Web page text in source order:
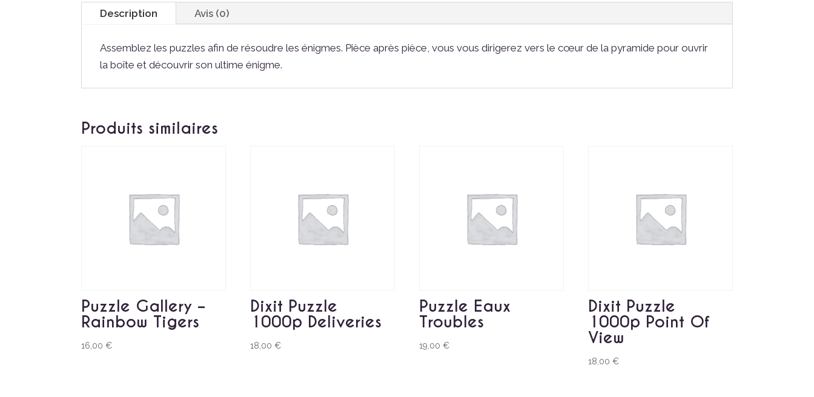
Description Avis (0)
Assemblez les puzzles afin de résoudre les énigmes. Pièce après pièce, vous vous dirigerez vers le cœur de la pyramide pour ouvrir
la boîte et découvrir son ultime énigme.
Produits similaires
Puzzle Gallery –
Rainbow Tigers
16,00€
Dixit Puzzle
1000p Deliveries
18,00€
Puzzle Eaux
Troubles
19,00€
Dixit Puzzle
1000p Point Of
View
18,00€